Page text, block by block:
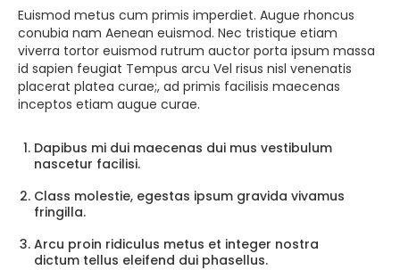
Euismod metus cum primis imperdiet. Augue rhoncus
conubia nam Aenean euismod. Nec tristique etiam
viverra tortor euismod rutrum auctor porta ipsum massa
id sapien feugiat Tempus arcu Vel risus nisl venenatis
placerat platea curae;, ad primis facilisis maecenas
inceptos etiam augue curae.
Dapibus mi dui maecenas dui mus vestibulum
nascetur facilisi.
Class molestie, egestas ipsum gravida vivamus
fringilla.
Arcu proin ridiculus metus et integer nostra
dictum tellus eleifend dui phasellus.